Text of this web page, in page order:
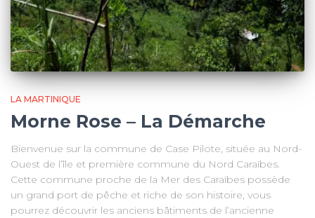
LA MARTINIQUE
Morne Rose – La Démarche
Bienvenue sur la commune de Case Pilote, située au Nord-
Ouest de l’île et première commune du Nord Caraïbes.
Cette commune proche de la Mer des Caraïbes possède
un grand port de pêche et riche de son histoire, vous
pourrez découvrir les anciens bâtiments de l’ancienne